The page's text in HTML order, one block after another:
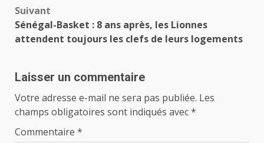
Suivant
Sénégal-Basket : 8 ans après, les Lionnes
attendent toujours les clefs de leurs logements
Laisser un commentaire
Votre adresse e-mail ne sera pas publiée. Les
champs obligatoires sont indiqués avec*
Commentaire *